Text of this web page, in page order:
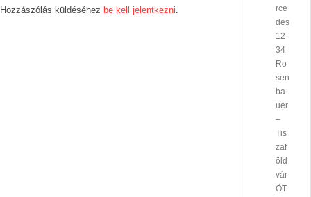
Hozzászólás küldéséhez be kell jelentkezni
rce
des
12
34
Ro
sen
ba
uer
–
Tis
zaf
öld
vár
ÖT